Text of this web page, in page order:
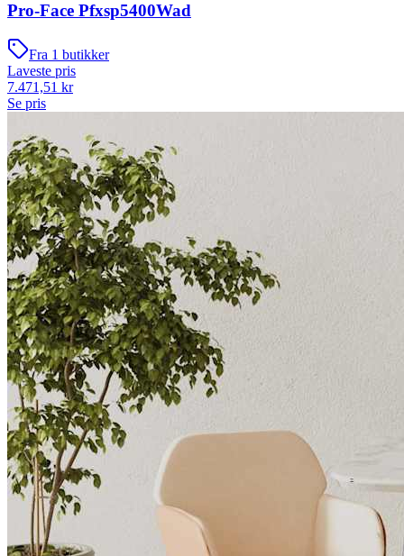
Pro-Face Pfxsp5400Wad
Fra 1 butikker
Laveste pris
7.471,51 kr
Se pris